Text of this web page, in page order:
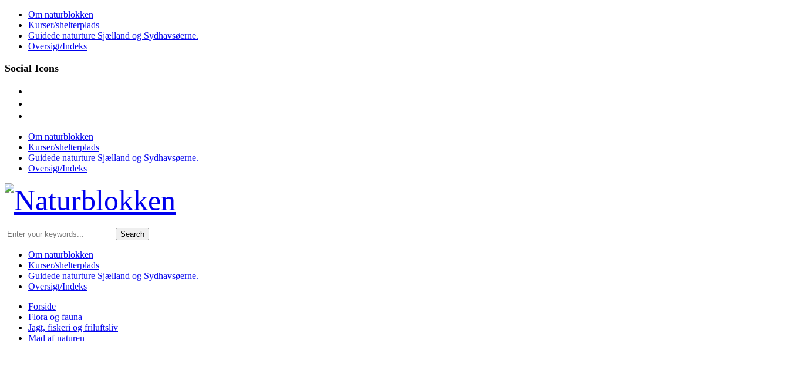
Skip
content
Om naturblokken
Kurser/shelterplads
Guidede naturture Sjælland og Sydhavsøerne.
Oversigt/Indeks
Social Icons
Om naturblokken
Kurser/shelterplads
Guidede naturture Sjælland og Sydhavsøerne.
Oversigt/Indeks
Search
for:
Om naturblokken
Kurser/shelterplads
Guidede naturture Sjælland og Sydhavsøerne.
Oversigt/Indeks
Forside
Flora og fauna
Jagt, fiskeri og friluftsliv
Mad af naturen